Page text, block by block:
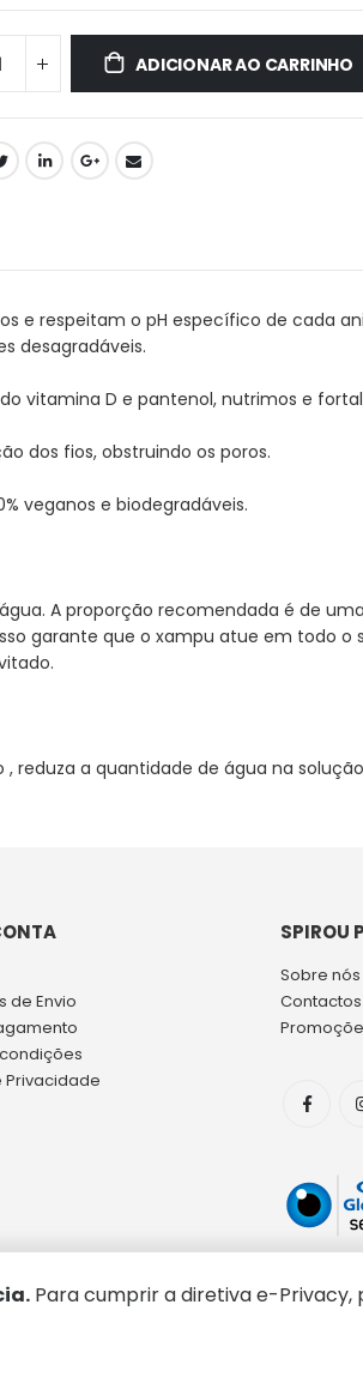
Para cumprir a diretiva e-Privacy,
ADICIONAR AO CARRINHO
e respeitam o pH específico de cada
desagradáveis.
vitamina D e pantenol, nutrimos e
dos fios, obstruindo os poros.
veganos e biodegradáveis.
A proporção recomendada é de
garante que o xampu atue em todo
reduza a quantidade de água na
de Envio
Privacidade
SPIROU
Sobre nós
Contactos